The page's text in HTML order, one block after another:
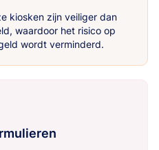
kiosken zijn veiliger dan
waardoor het risico op
wordt verminderd.